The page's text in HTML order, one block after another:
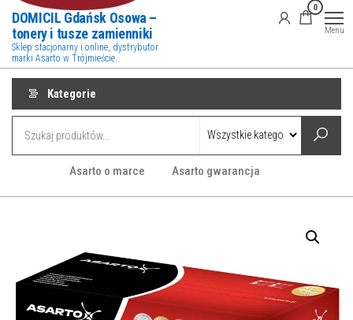
DOMICIL Gdańsk Osowa –
tonery i tusze zamienniki
Sklep stacjonarny i online, dystrybutor
marki Asarto w Trójmieście.
0
Menu
Kategorie
Asarto o marce Asarto gwarancja